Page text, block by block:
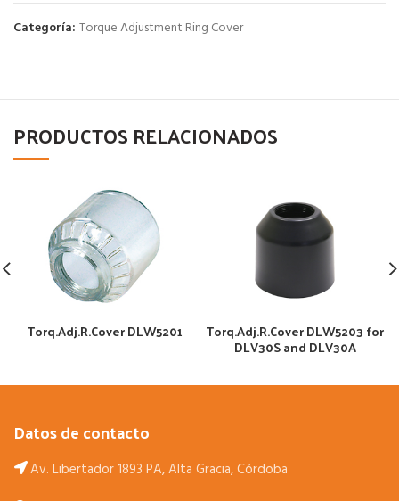
Categoría: Torque Adjustment Ring Cover
PRODUCTOS RELACIONADOS
Torq.Adj.R.Cover DLW5201 Torq.Adj.R.Cover DLW5203 for
DLV30S and DLV30A
Datos de contacto
Av. Libertador 1893 PA, Alta Gracia, Córdoba